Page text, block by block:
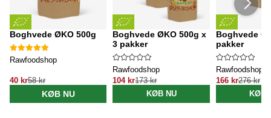
Boghvede ØKO 500g
Rawfoodshop
40 kr58 kr
KØB NU
Boghvede ØKO 500g x
3 pakker
Rawfoodshop
104 kr173 kr
KØB NU
Boghvede
pakker
Rawfoodshop
166 kr276 kr
KØB